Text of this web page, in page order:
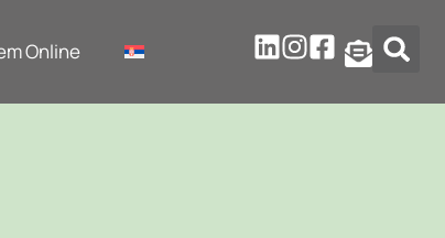
Online